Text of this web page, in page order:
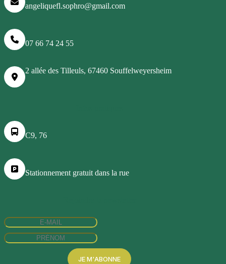
angeliquefl.sophro@gmail.com
07 66 74 24 55
2 allée des Tilleuls, 67460 Souffelweyersheim
C9, 76
Stationnement gratuit dans la rue
JE M'ABONNE